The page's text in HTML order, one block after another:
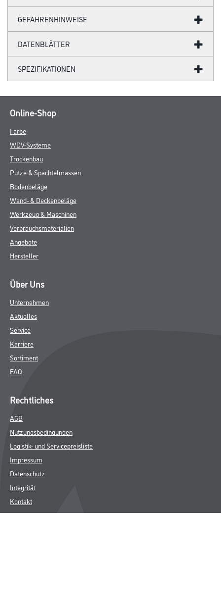
GEFAHRENHINWEISE
DATENBLÄTTER
SPEZIFIKATIONEN
Online-Shop
Farbe
WDV-Systeme
Trockenbau
Putze & Spachtelmassen
Bodenbeläge
Wand- & Deckenbeläge
Werkzeug & Maschinen
Verbrauchsmaterialien
Angebote
Hersteller
Über Uns
Unternehmen
Aktuelles
Service
Karriere
Sortiment
FAQ
Rechtliches
AGB
Nutzungsbedingungen
Logistik- und Servicepreisliste
Impressum
Datenschutz
Integrität
Kontakt